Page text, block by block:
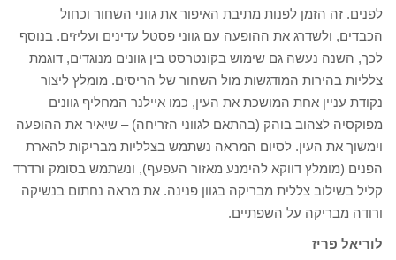
לפנים. זה הזמן לפנות מתיבת האיפור את גווני השחור וכחול
הכבדים, ולשדרג את ההופעה עם גווני פסטל עדינים ועליזים. בנוסף
לכך, השנה נעשה גם שימוש בקונטרסט בין גוונים מנוגדים, דוגמת
צלליות בהירות המודגשות מול השחור של הריסים. מומלץ ליצור
נקודת עניין אחת המושכת את העין, כמו איילנר המחליף גוונים
מפוקסיה לצהוב בוהק (בהתאם לגווני הזריחה) – שיאיר את ההופעה
וימשוך את העין. לסיום המראה נשתמש בצלליות מבריקות להארת
הפנים (מומלץ דווקא להימנע מאזור העפעף), ונשתמש בסומק ורדרד
קליל בשילוב צללית מבריקה בגוון פנינה. את מראה נחתום בנשיקה
ורודה מבריקה על השפתיים.
לוריאל פריז